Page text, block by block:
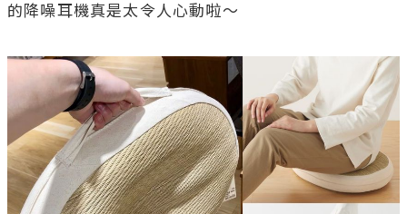
的降噪耳機真是太令人心動啦～